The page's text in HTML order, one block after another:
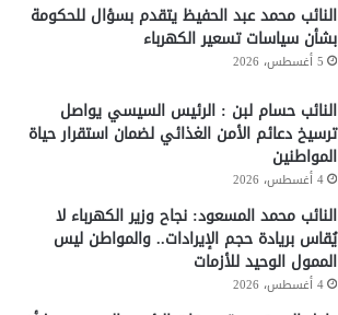
النائب محمد عبد الحفيظ يتقدم بسؤال للحكومة
بشأن سياسات تسعير الكهرباء
5 أغسطس، 2026
النائب حسام لبن : الرئيس السيسي يواصل
ترسيخ دعائم الأمن الغذائي لضمان استقرار حياة
المواطنين
4 أغسطس، 2026
النائب محمد المسعود: نجاح وزير الكهرباء لا
يُقاس بريادة حجم الإيرادات.. والمواطن ليس
الممول الوحيد للأزمات
4 أغسطس، 2026